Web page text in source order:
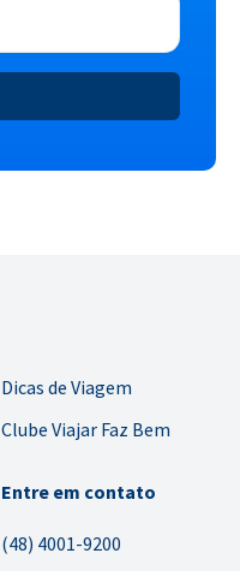
Dicas de Viagem
Clube Viajar Faz Bem
Entre em contato
(48) 4001-9200